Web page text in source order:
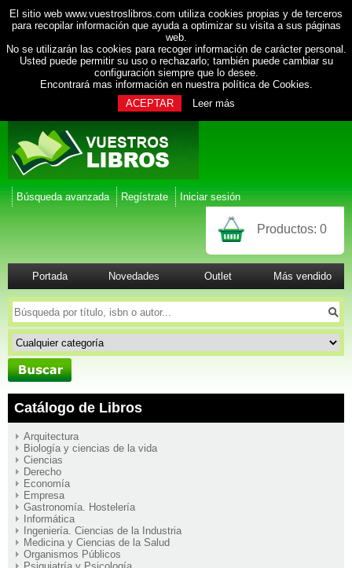
El sitio web www.vuestroslibros.com utiliza cookies propias y de terceros
para recopilar información que ayuda a optimizar su visita a sus páginas
web.
No se utilizarán las cookies para recoger información de carácter personal.
Usted puede permitir su uso o rechazarlo; también puede cambiar su
configuración siempre que lo desee.
Encontrará mas información en nuestra política de Cookies.
ACEPTAR
Leer más
Búsqueda avanzada Regístrate Iniciar sesión
Productos: 0
Portada Novedades Outlet Más vendido
Catálogo de Libros
Arquitectura
Biología y ciencias de la vida
Ciencias
Derecho
Economía
Empresa
Gastronomía. Hostelería
Informática
Ingeniería. Ciencias de la Industria
Medicina y Ciencias de la Salud
Organismos Públicos